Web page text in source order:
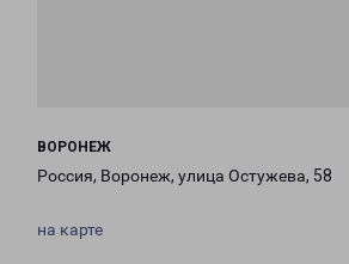
ВОРОНЕЖ
Россия, Воронеж, улица Остужева, 58
на карте